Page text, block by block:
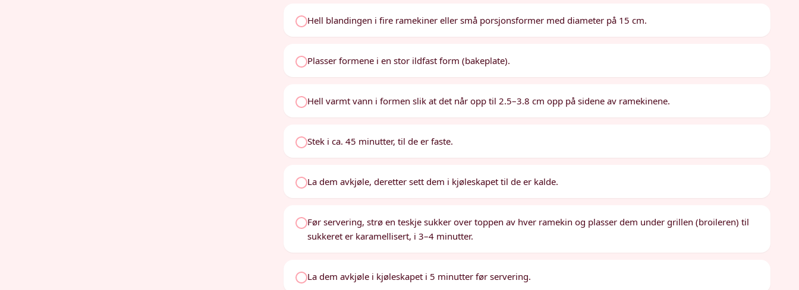
Hell blandingen i fire ramekiner eller små porsjonsformer med diameter på 15 cm.
Plasser formene i en stor ildfast form (bakeplate).
Hell varmt vann i formen slik at det når opp til 2.5–3.8 cm opp på sidene av ramekinene.
Stek i ca. 45 minutter, til de er faste.
La dem avkjøle, deretter sett dem i kjøleskapet til de er kalde.
Før servering, strø en teskje sukker over toppen av hver ramekin og plasser dem under grillen (broileren) til
sukkeret er karamellisert, i 3–4 minutter.
La dem avkjøle i kjøleskapet i 5 minutter før servering.